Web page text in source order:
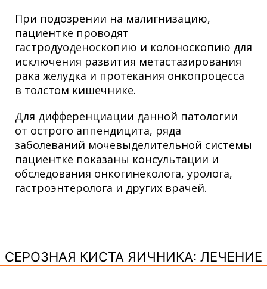
При подозрении на малигнизацию,
пациентке проводят
гастродуоденоскопию и колоноскопию для
исключения развития метастазирования
рака желудка и протекания онкопроцесса
в толстом кишечнике.
Для дифференциации данной патологии
от острого аппендицита, ряда
заболеваний мочевыделительной системы
пациентке показаны консультации и
обследования онкогинеколога, уролога,
гастроэнтеролога и других врачей.
СЕРОЗНАЯ КИСТА ЯИЧНИКА: ЛЕЧЕНИЕ